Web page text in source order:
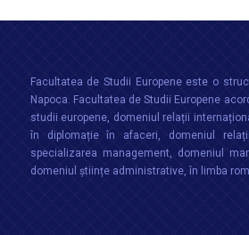
Facultatea de Studii Europene este o
Napoca. Facultatea de Studii Europene
studii europene, domeniul relații
în diplomație în afaceri, domeniul
specializarea management, domeniul
domeniul științe administrative, în limba